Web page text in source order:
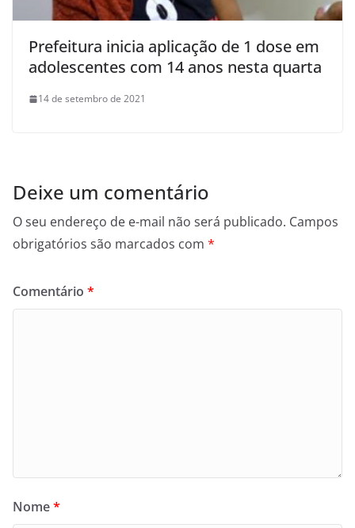
Prefeitura inicia aplicação de 1 dose em
adolescentes com 14 anos nesta quarta
14 de setembro de 2021
Deixe um comentário
O seu endereço de e-mail não será publicado. Campos
obrigatórios são marcados com *
Comentário *
Nome*